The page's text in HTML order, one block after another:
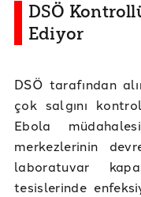
DSÖ
Ediyor
DSÖ tarafından
çok salgını
Ebola
merkezlerinin
laboratuvar
tesislerinde